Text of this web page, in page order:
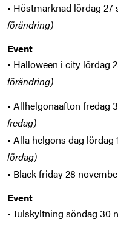
• Höstmarknad lördag 27
förändring)
Event
• Halloween i city lördag
förändring)
• Allhelgonaafton fredag
fredag)
• Alla helgons dag lördag
lördag)
• Black friday 28
Event
• Julskyltning söndag 30